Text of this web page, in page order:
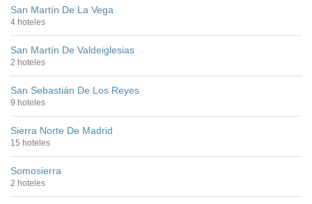
San Martín De La Vega
4 hoteles
San Martín De Valdeiglesias
2 hoteles
San Sebastián De Los Reyes
9 hoteles
Sierra Norte De Madrid
15 hoteles
Somosierra
2 hoteles